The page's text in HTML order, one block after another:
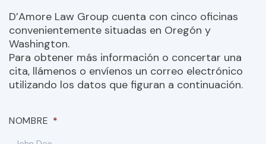
D’Amore Law Group cuenta con cinco oficinas
convenientemente situadas en Oregón y
Washington.
Para obtener más información o concertar una
cita, llámenos o envíenos un correo electrónico
utilizando los datos que figuran a continuación.
NOMBRE *